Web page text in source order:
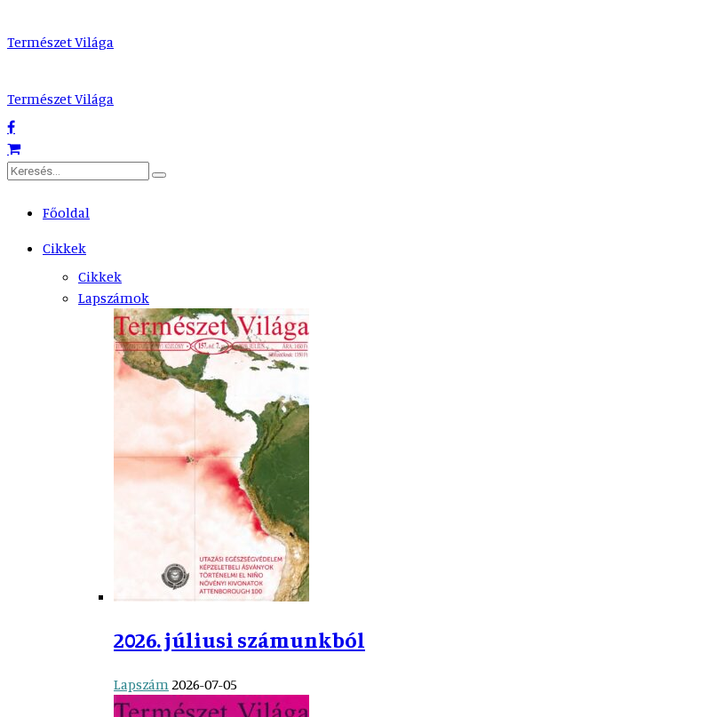
Természet Világa
Természet Világa
Főoldal
Cikkek
Cikkek
Lapszámok
2026. júliusi számunkból
Lapszám 2026-07-05